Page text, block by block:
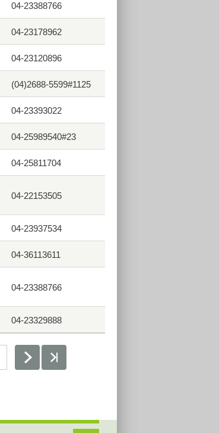
04-23388766
04-23178962
04-23120896
(04)2688-5599#1125
04-23393022
04-25989540#23
04-25811704
04-22153505
04-23937534
04-36113611
04-23388766
04-23329888